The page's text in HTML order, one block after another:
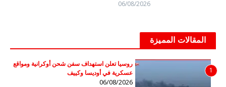
06/08/2026
المقالات المميزة
1
روسيا تعلن استهداف سفن شحن أوكرانية ومواقع
عسكرية في أوديسا وكييف
06/08/2026